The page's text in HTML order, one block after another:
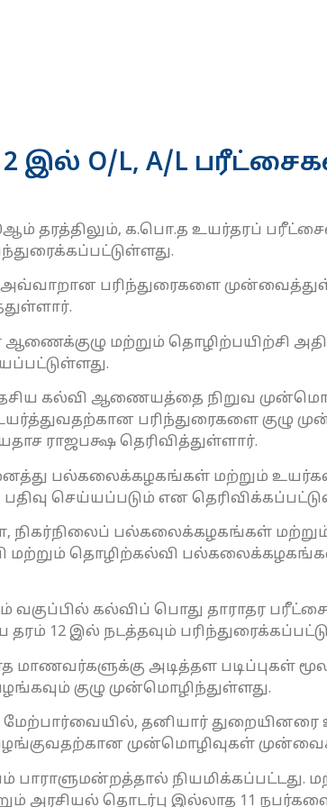
இல் O/L, A/L
தரத்திலும், க.பொ.த உயர்தரப்
அவ்வாறான பரிந்துரைகளை
மற்றும் தொழிற்பயிற்சி
கல்வி ஆணையத்தை நிறுவ
பரிந்துரைகளை குழு
ராஜபக்ஷ தெரிவித்துள்ளார்.
பல்கலைக்கழகங்கள் மற்றும்
செய்யப்படும் என
நிகர்நிலைப் பல்கலைக்கழகங்கள்
மற்றும் தொழிற்கல்வி
வகுப்பில் கல்விப் பொது தாராதர
12 இல் நடத்தவும்
மாணவர்களுக்கு அடித்தள படிப்புகள்
குழு முன்மொழிந்துள்ளது.
தனியார் துறையினரை
முன்மொழிவுகள்
நியமிக்கப்பட்டது.
அரசியல் தொடர்பு இல்லாத 11